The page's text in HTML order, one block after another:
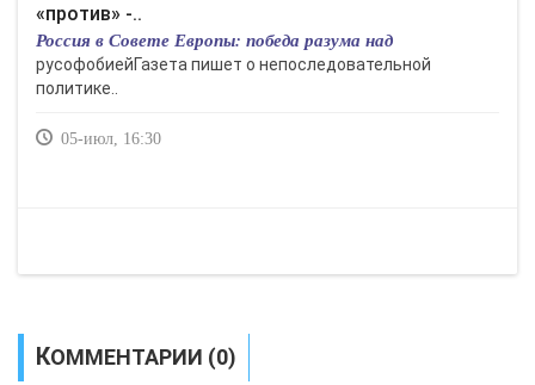
«против» -..
Россия в Совете Европы: победа разума над
русофобиейГазета пишет о непоследовательной
политике..
05-июл, 16:30
КОММЕНТАРИИ (0)